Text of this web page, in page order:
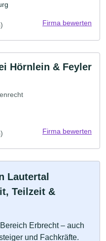
Firma bewerten
Hörnlein & Feyler
Firma bewerten
Lautertal
Teilzeit &
Erbrecht – auch
und Fachkräfte.